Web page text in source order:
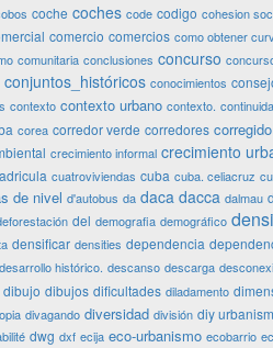
coche coches code codigo cohesion
comercio comercios como obtener
comunitaria conclusiones concurso
conjuntos_históricos conocimientos
contexto contexto urbano contexto.
corea corredor verde corredores corregido
crecimiento informal crecimiento
cuatroviviendas cuba cuba. celiacruz
de nivel d'autobus da daca dacca dalmau
del demografia demográfico
densificar densities dependencia
desarrollo histórico. descanso descarga
dibujo dibujos dificultades diladamento
divagando diversidad división diy urbanism
dwg dxf ecija eco-urbanismo ecobarrio